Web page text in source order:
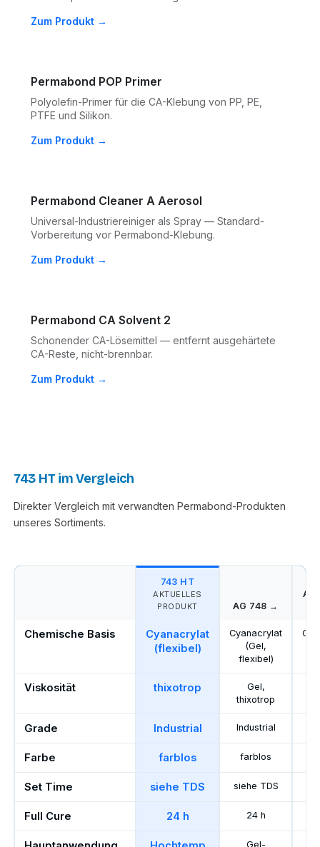
Zum Produkt →
Permabond POP Primer
Polyolefin-Primer für die CA-Klebung von PP, PE,
PTFE und Silikon.
Zum Produkt →
Permabond Cleaner A Aerosol
Universal-Industriereiniger als Spray — Standard-
Vorbereitung vor Permabond-Klebung.
Zum Produkt →
Permabond CA Solvent 2
Schonender CA-Lösemittel — entfernt ausgehärtete
CA-Reste, nicht-brennbar.
Zum Produkt →
743 HT im Vergleich
Direkter Vergleich mit verwandten Permabond-Produkten
unseres Sortiments.
743 HT
AKTUELLES
PRODUKT
AG 748 →
AG
Chemische Basis
Cyanacrylat
(flexibel)
Cyanacrylat
(Gel,
flexibel)
Viskosität thixotrop
Gel,
thixotrop
Grade Industrial Industrial
Farbe farblos farblos
Set Time siehe TDS siehe TDS
Full Cure 24 h 24 h
Gel-